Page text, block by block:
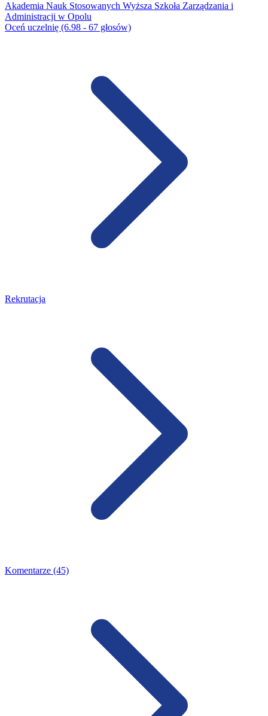
Akademia Nauk Stosowanych Wyższa Szkoła Zarządzania i
Administracji w Opolu
Oceń uczelnię (6.98 - 67 głosów)
Rekrutacja
Komentarze (45)